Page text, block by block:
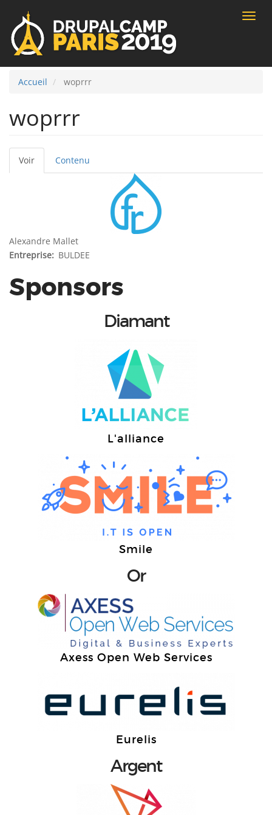
Toggle
Accueil woprrr
woprrr
Onglets
principaux
Voir (onglet
actif)
Contenu
Alexandre Mallet
Entreprise
BULDEE
Sponsors
Diamant
L'alliance
Smile
Or
Axess Open Web Services
Eurelis
Argent